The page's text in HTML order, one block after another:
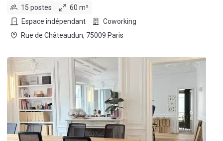
15 postes
60 m²
Espace indépendant
Coworking
Rue de Châteaudun, 75009 Paris